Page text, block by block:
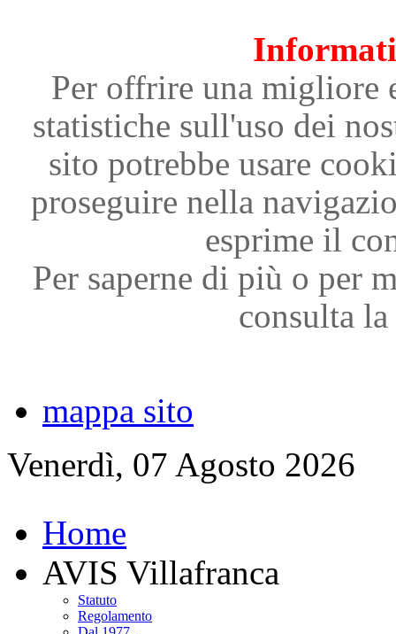
Per offrire una migliore
statistiche sull'uso dei
sito potrebbe usare
proseguire nella
esprime il
Per saperne di più o per
consulta
mappa sito
Venerdì, 07 Agosto 2026
Home
AVIS Villafranca
Statuto
Regolamento